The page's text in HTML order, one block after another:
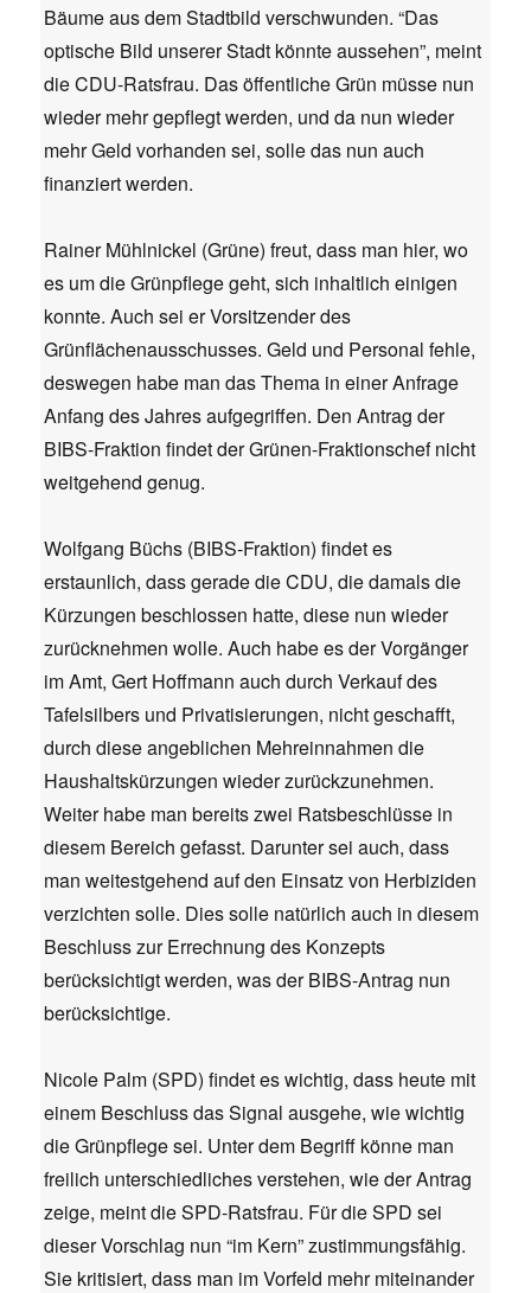
Bäume aus dem Stadtbild verschwunden. “Das
optische Bild unserer Stadt könnte aussehen”, meint
die CDU-Ratsfrau. Das öffentliche Grün müsse nun
wieder mehr gepflegt werden, und da nun wieder
mehr Geld vorhanden sei, solle das nun auch
finanziert werden.
Rainer Mühlnickel (Grüne) freut, dass man hier, wo
es um die Grünpflege geht, sich inhaltlich einigen
konnte. Auch sei er Vorsitzender des
Grünflächenausschusses. Geld und Personal fehle,
deswegen habe man das Thema in einer Anfrage
Anfang des Jahres aufgegriffen. Den Antrag der
BIBS-Fraktion findet der Grünen-Fraktionschef nicht
weitgehend genug.
Wolfgang Büchs (BIBS-Fraktion) findet es
erstaunlich, dass gerade die CDU, die damals die
Kürzungen beschlossen hatte, diese nun wieder
zurücknehmen wolle. Auch habe es der Vorgänger
im Amt, Gert Hoffmann auch durch Verkauf des
Tafelsilbers und Privatisierungen, nicht geschafft,
durch diese angeblichen Mehreinnahmen die
Haushaltskürzungen wieder zurückzunehmen.
Weiter habe man bereits zwei Ratsbeschlüsse in
diesem Bereich gefasst. Darunter sei auch, dass
man weitestgehend auf den Einsatz von Herbiziden
verzichten solle. Dies solle natürlich auch in diesem
Beschluss zur Errechnung des Konzepts
berücksichtigt werden, was der BIBS-Antrag nun
berücksichtige.
Nicole Palm (SPD) findet es wichtig, dass heute mit
einem Beschluss das Signal ausgehe, wie wichtig
die Grünpflege sei. Unter dem Begriff könne man
freilich unterschiedliches verstehen, wie der Antrag
zeige, meint die SPD-Ratsfrau. Für die SPD sei
dieser Vorschlag nun “im Kern” zustimmungsfähig.
Sie kritisiert, dass man im Vorfeld mehr miteinander